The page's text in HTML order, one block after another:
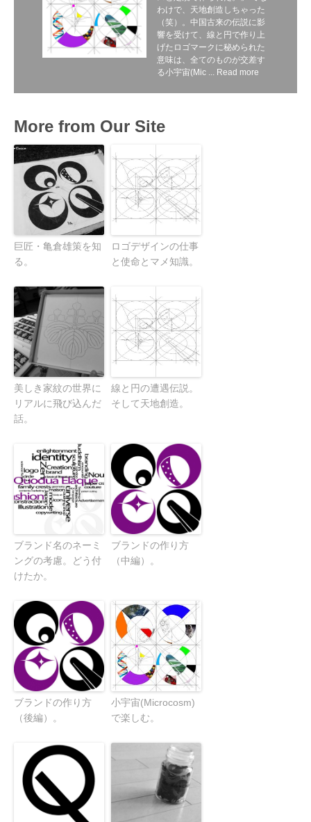
わけで、天地創造しちゃった
（笑）。中国古来の伝説に影
響を受けて、線と円で作り上
げたロゴマークに秘められた
意味は、全てのものが交差す
る小宇宙(Mic ... Read more
More from Our Site
巨匠・亀倉雄策を知
る。
ロゴデザインの仕事
と使命とマメ知識。
美しき家紋の世界に
リアルに飛び込んだ
話。
線と円の遭遇伝説。
そして天地創造。
ブランド名のネーミ
ングの考慮。どう付
けたか。
ブランドの作り方
（中編）。
ブランドの作り方
（後編）。
小宇宙(Microcosm)
で楽しむ。